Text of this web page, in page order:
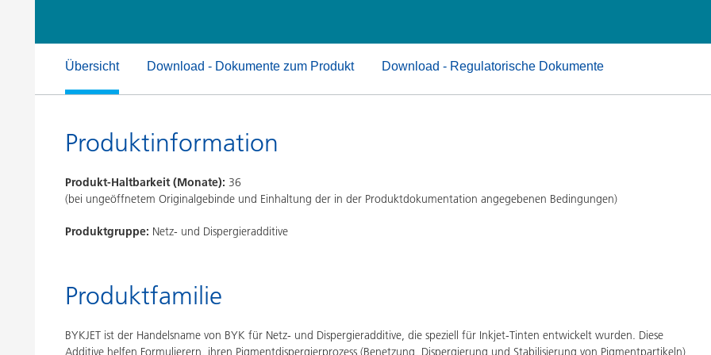
Übersicht Download - Dokumente zum Produkt Download - Regulatorische Dokumente
Produktinformation
Produkt-Haltbarkeit (Monate): 36
(bei ungeöffnetem Originalgebinde und Einhaltung der in der Produktdokumentation angegebenen Bedingungen)
Produktgruppe: Netz- und Dispergieradditive
Produktfamilie
BYKJET ist der Handelsname von BYK für Netz- und Dispergieradditive, die speziell für Inkjet-Tinten entwickelt wurden. Diese
Additive helfen Formulierern, ihren Pigmentdispergierprozess (Benetzung, Dispergierung und Stabilisierung von Pigmentpartikeln)